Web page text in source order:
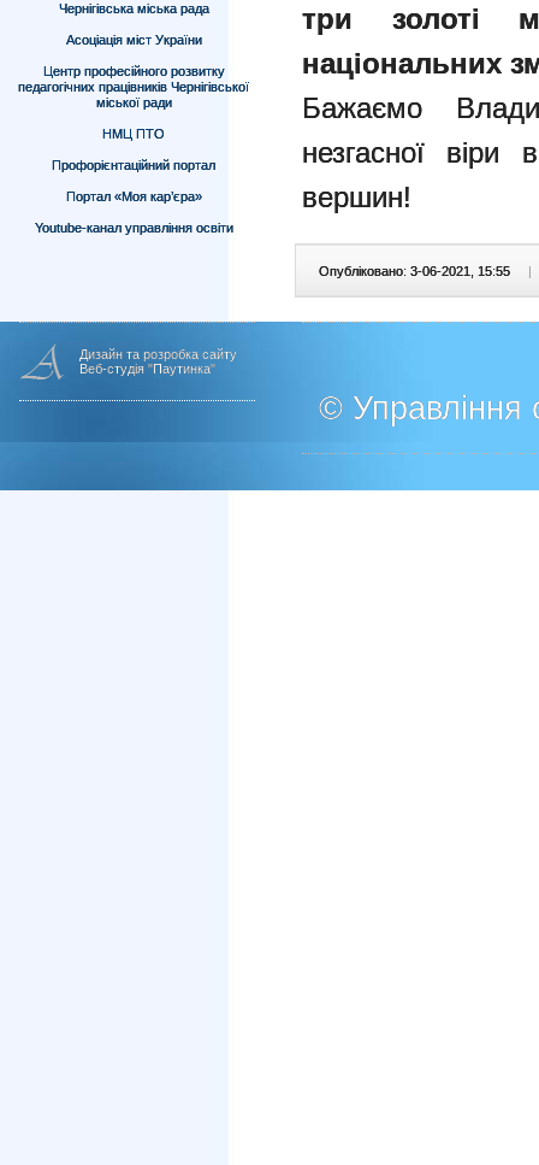
Чернігівська міська рада
Асоціація міст України
Центр професійного розвитку
педагогічних працівників Чернігівської
міської ради
НМЦ ПТО
Профорієнтаційний портал
Портал «Моя кар’єра»
Youtube-канал управління освіти
три золоті
національних
Бажаємо
незгасної
вершин!
Опубліковано: 3-06-2021, 15:55 |
Дизайн та розробка сайту
Веб-студія "Паутинка"
© Управління